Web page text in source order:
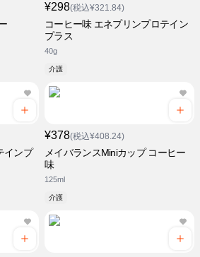
¥298(税込¥321.84)
コーヒー味 エネプリンプロテイン
プラス
40g
介護
インプ
¥378(税込¥408.24)
メイバランスMiniカップ コーヒー
味
125ml
介護